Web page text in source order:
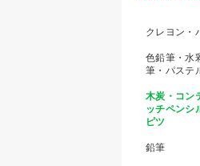
クレヨン・
色鉛筆・水
筆・パステ
木炭・コン
ッチペンシ
ピツ
鉛筆